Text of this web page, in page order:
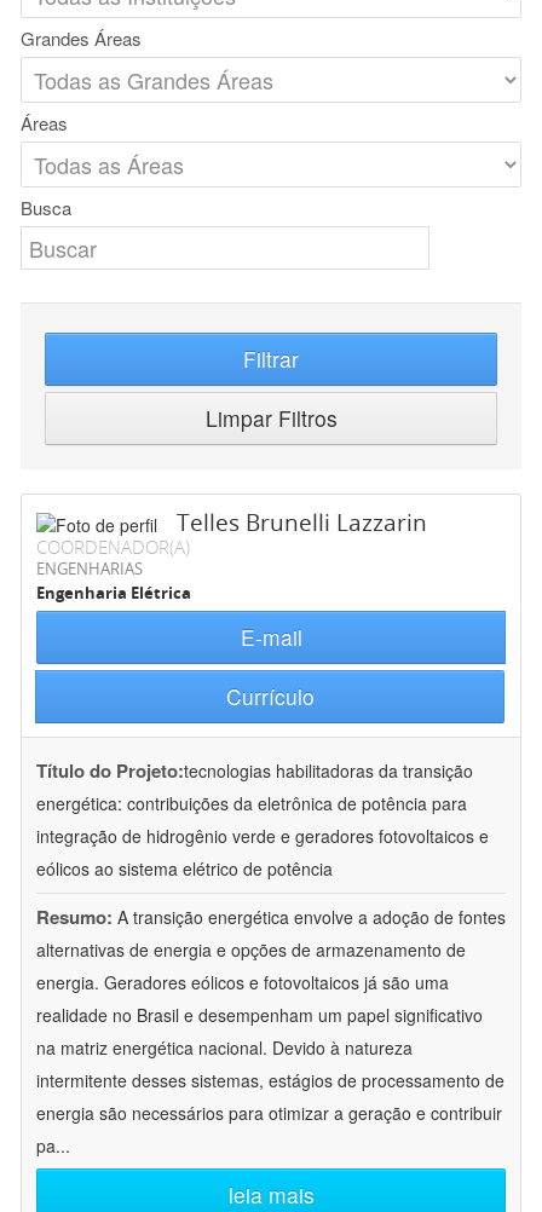
Grandes Áreas
Áreas
Busca
Filtrar
Limpar Filtros
Telles Brunelli Lazzarin
COORDENADOR(A)
ENGENHARIAS
Engenharia Elétrica
E-mail
Currículo
Título do Projeto:tecnologias habilitadoras da transição
energética: contribuições da eletrônica de potência para
integração de hidrogênio verde e geradores fotovoltaicos e
eólicos ao sistema elétrico de potência
Resumo: A transição energética envolve a adoção de fontes
alternativas de energia e opções de armazenamento de
energia. Geradores eólicos e fotovoltaicos já são uma
realidade no Brasil e desempenham um papel significativo
na matriz energética nacional. Devido à natureza
intermitente desses sistemas, estágios de processamento de
energia são necessários para otimizar a geração e contribuir
pa...
leia mais